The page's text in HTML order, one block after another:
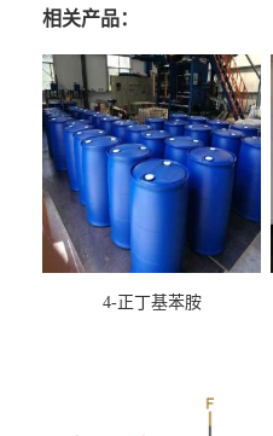
相关产品：
4-正丁基苯胺